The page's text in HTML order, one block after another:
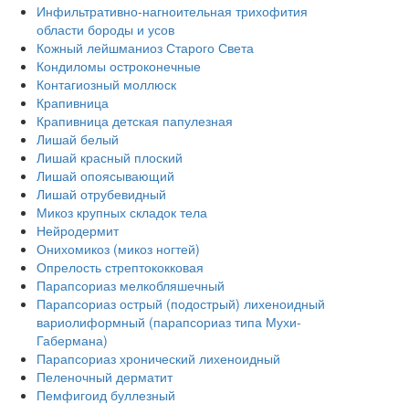
Инфильтративно-нагноительная трихофития
области бороды и усов
Кожный лейшманиоз Старого Света
Кондиломы остроконечные
Контагиозный моллюск
Крапивница
Крапивница детская папулезная
Лишай белый
Лишай красный плоский
Лишай опоясывающий
Лишай отрубевидный
Микоз крупных складок тела
Нейродермит
Онихомикоз (микоз ногтей)
Опрелость стрептококковая
Парапсориаз мелкобляшечный
Парапсориаз острый (подострый) лихеноидный
вариолиформный (парапсориаз типа Мухи-
Габермана)
Парапсориаз хронический лихеноидный
Пеленочный дерматит
Пемфигоид буллезный